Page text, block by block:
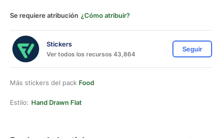
Se requiere atribución ¿Cómo atribuir?
Stickers
Ver todos los recursos 43,864
Seguir
Más stickers del pack Food
Estilo: Hand Drawn Flat